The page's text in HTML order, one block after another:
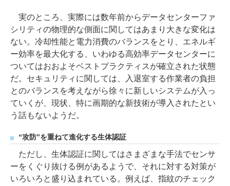
実のところ、実際には数年前からデータセンターファ
シリティの物理的な側面に関してはあまり大きな変化は
ない。冷却性能と電力消費のバランスをとり、エネルギ
ー効率を最大化する、いわゆる高効率データセンターに
ついてはおおよそベストプラクティスが確立された状態
だ。セキュリティに関しては、入退室する作業者の負担
とのバランスを考えながら徐々に新しいシステムが入っ
ていくが、現状、特に画期的な新技術が導入されたとい
う話もないようだ。
“攻防”を重ねて進化する生体認証
ただし、生体認証に関してはさまざまな手法でセンサ
ーをくぐり抜ける例があるようで、それに対する対策が
いろいろと盛り込まれている。例えば、指紋のチェック